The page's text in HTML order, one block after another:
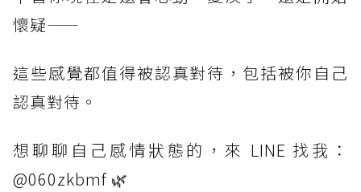
懷疑——
這些感覺都值得被認真對待，包括被你自己
認真對待。
想聊聊自己感情狀態的，來 LINE 找我：
@060zkbmf 🌿